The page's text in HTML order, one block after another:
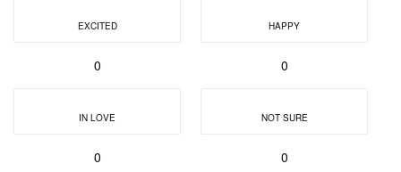
EXCITED
0
HAPPY
0
IN LOVE
0
NOT SURE
0